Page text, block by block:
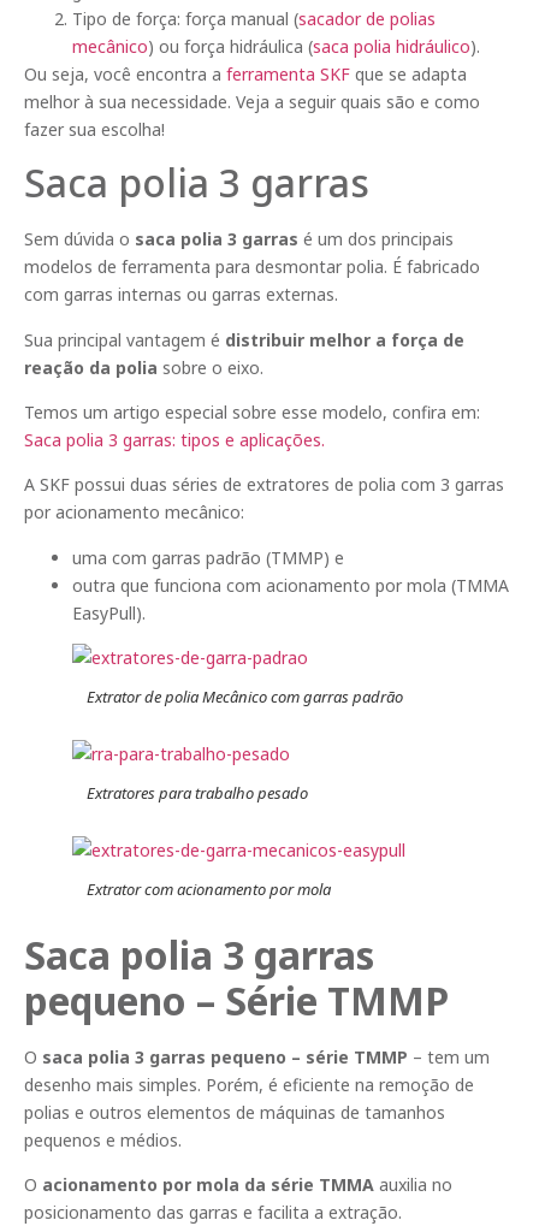
Tipo de força: força manual (sacador de polias
mecânico) ou força hidráulica (saca polia hidráulico).
Ou seja, você encontra a ferramenta SKF que se adapta
melhor à sua necessidade. Veja a seguir quais são e como
fazer sua escolha!
Saca polia 3 garras
Sem dúvida o saca polia 3 garras é um dos principais
modelos de ferramenta para desmontar polia. É fabricado
com garras internas ou garras externas.
Sua principal vantagem é distribuir melhor a força de
reação da polia sobre o eixo.
Temos um artigo especial sobre esse modelo, confira em:
Saca polia 3 garras: tipos e aplicações.
A SKF possui duas séries de extratores de polia com 3 garras
por acionamento mecânico:
uma com garras padrão (TMMP) e
outra que funciona com acionamento por mola (TMMA
EasyPull).
Extrator de polia Mecânico com garras padrão
Extratores para trabalho pesado
Extrator com acionamento por mola
Saca polia 3 garras
pequeno – Série TMMP
O saca polia 3 garras pequeno – série TMMP – tem um
desenho mais simples. Porém, é eficiente na remoção de
polias e outros elementos de máquinas de tamanhos
pequenos e médios.
O acionamento por mola da série TMMA auxilia no
posicionamento das garras e facilita a extração.